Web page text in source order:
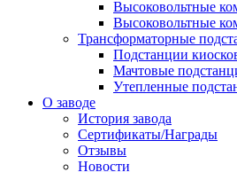
Высоковольтные
Высоковольтные
Трансформаторные
Подстанции
Мачтовые
Утепленные
О заводе
История завода
Сертификаты/Награды
Отзывы
Новости